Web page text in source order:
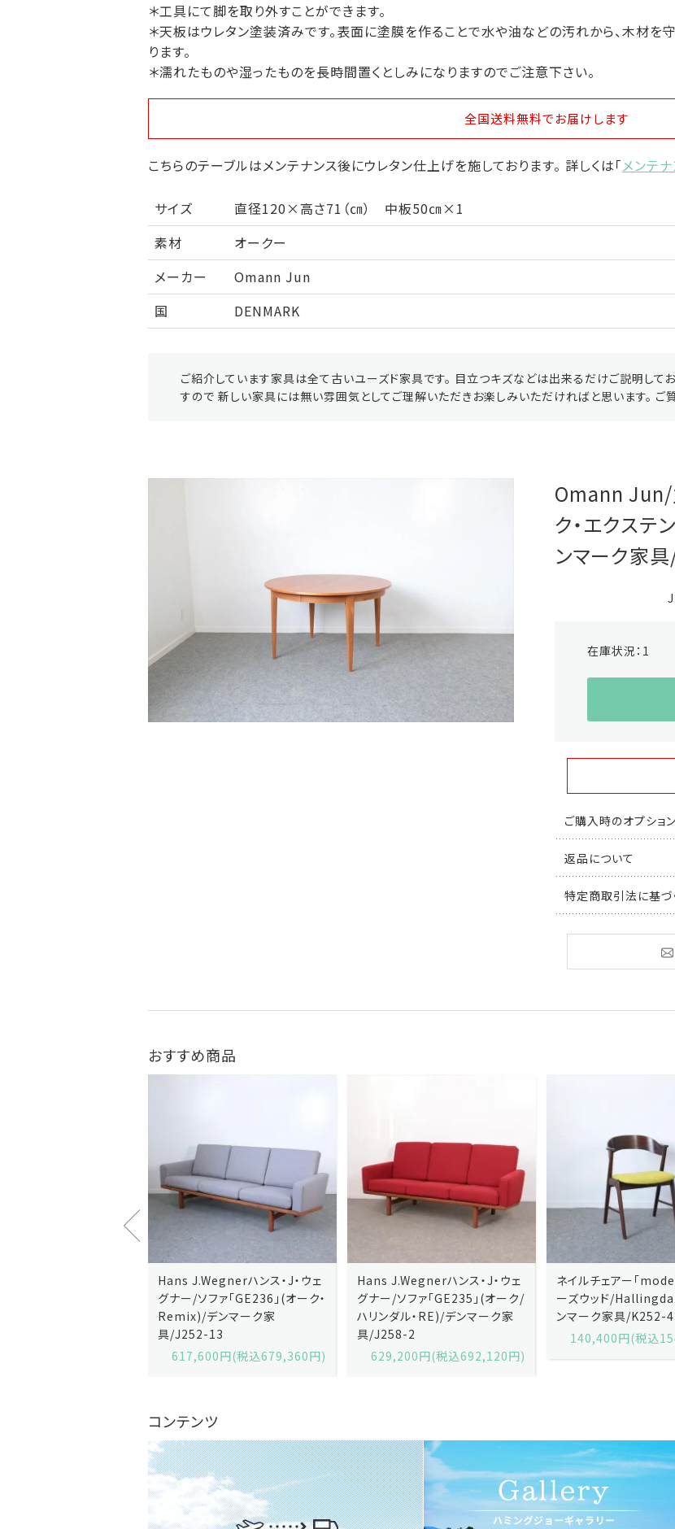
＊工具にて脚を取り外すことができます。
＊天板はウレタン塗装済みです。表面に塗膜を作ることで水や油などの汚れから、木材を
ります。
＊濡れたものや湿ったものを長時間置くとしみになりますのでご注意下さい。
全国送料無料でお届けします
こちらのテーブルはメンテナンス後にウレタン仕上げを施しております。 詳しくは「メンテ
サイズ
直径120×高さ71（㎝） 中板50㎝×1
素材
オークー
メーカー
Omann Jun
国
DENMARK
ご紹介しています家具は全て古いユーズド家具です。 目立つキズなどは出来るだけご説明して
すので 新しい家具には無い雰囲気としてご理解いただきお楽しみいただければと思います。 ご
Omann Jun/
ク・エクステ
ンマーク家
在庫状況： 1
ご購入時のオプショ
返品について
特定商取引法に基づ
おすすめ商品
Hans J.Wegnerハンス・J・ウェ
グナー/ソファ「GE235」(オーク/
ハリンダル・RE)/デンマーク家
具/J258-2
629,200円(税込692,120円)
ネイルチェアー「model32」（ロ
ーズウッド/Hallingdal・YE）/デ
ンマーク家具/K252-43a
140,400円(税込154,440円)
ネイルチェアー「
ーズウッド/Hallingdal
ンマーク家具/K252-
140,400円(税込
コンテンツ